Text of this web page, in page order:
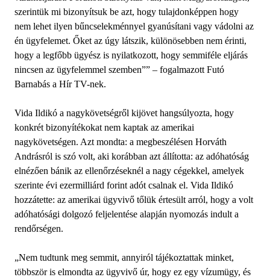
szerintük mi bizonyítsuk be azt, hogy tulajdonképpen hogy
nem lehet ilyen bűncselekménnyel gyanúsítani vagy vádolni az
én ügyfelemet. Őket az úgy látszik, különösebben nem érinti,
hogy a legfőbb ügyész is nyilatkozott, hogy semmiféle eljárás
nincsen az ügyfelemmel szemben”” – fogalmazott Futó
Barnabás a Hír TV-nek.
Vida Ildikó a nagykövetségről kijövet hangsúlyozta, hogy
konkrét bizonyítékokat nem kaptak az amerikai
nagykövetségen. Azt mondta: a megbeszélésen Horváth
Andrásról is szó volt, aki korábban azt állította: az adóhatóság
elnézően bánik az ellenőrzéseknél a nagy cégekkel, amelyek
szerinte évi ezermilliárd forint adót csalnak el. Vida Ildikó
hozzátette: az amerikai ügyvivő tőlük értesült arról, hogy a volt
adóhatósági dolgozó feljelentése alapján nyomozás indult a
rendőrségen.
„Nem tudtunk meg semmit, annyiról tájékoztattak minket,
többször is elmondta az ügyvivő úr, hogy ez egy vízumügy, és